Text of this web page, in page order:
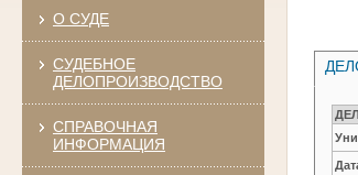
О СУДЕ
СУДЕБНОЕ
ДЕЛОПРОИЗВОДСТВО
СПРАВОЧНАЯ
ИНФОРМАЦИЯ